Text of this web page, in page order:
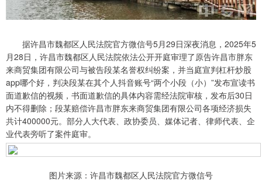
据许昌市魏都区人民法院官方微信号5月29日深夜消息，2025年5
月28日，许昌市魏都区人民法院依法公开开庭审理了原告许昌市胖东
来商贸集团有限公司与被告段某名誉权纠纷案，并当庭宣判杠杆炒股
app哪个好，判决段某在其个人抖音账号“两个小段（小）”发布宣读书
面道歉信的视频，书面道歉信的具体内容需经法院审核，发布后30日
内不得删除；段某赔偿许昌市胖东来商贸集团有限公司各项经济损失
共计400000元。部分人大代表、政协委员、媒体记者、律师代表、企
业代表旁听了案件庭审。
图片来源：许昌市魏都区人民法院官方微信号